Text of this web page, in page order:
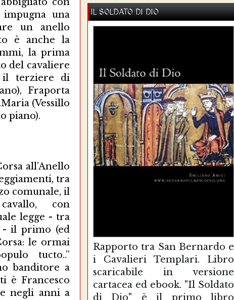
una
un anello
è anche la
la prima
del cavaliere
il terziere di
Fraporta
(Vessillo
piano).
all’Anello
tra
comunale, il
con
legge - tra
- il primo (ed
le ormai
tucto..”
banditore a
è Francesco
negli anni a
IL SOLDATO DI DIO
Rapporto tra San Bernardo e
i Cavalieri Templari. Libro
scaricabile in versione
cartacea ed ebook. "Il Soldato
di Dio" è il primo libro